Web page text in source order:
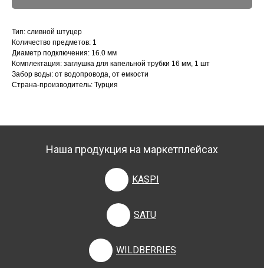
Тип: сливной штуцер
Количество предметов: 1
Диаметр подключения: 16.0 мм
Комплектация: заглушка для капельной трубки 16 мм, 1 шт
Забор воды: от водопровода, от емкости
Страна-производитель: Турция
Наша продукция на маркетплейсах
KASPI
SATU
WILDBERRIES